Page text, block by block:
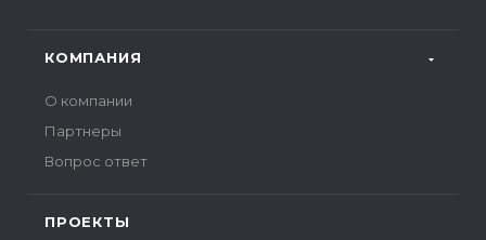
КОМПАНИЯ
О компании
Партнеры
Вопрос ответ
ПРОЕКТЫ